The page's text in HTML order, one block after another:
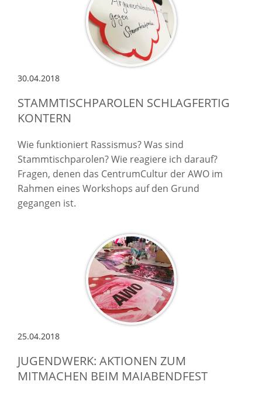
30.04.2018
STAMMTISCHPAROLEN SCHLAGFERTIG
KONTERN
Wie funktioniert Rassismus? Was sind
Stammtischparolen? Wie reagiere ich darauf?
Fragen, denen das CentrumCultur der AWO im
Rahmen eines Workshops auf den Grund
gegangen ist.
25.04.2018
JUGENDWERK: AKTIONEN ZUM
MITMACHEN BEIM MAIABENDFEST